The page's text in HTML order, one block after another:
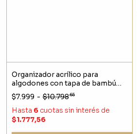
Organizador acrílico para
algodones con tapa de bambú
Dallas
$7.999 - $10.79865
Hasta 6cuotas sin interés de
$1.777,56